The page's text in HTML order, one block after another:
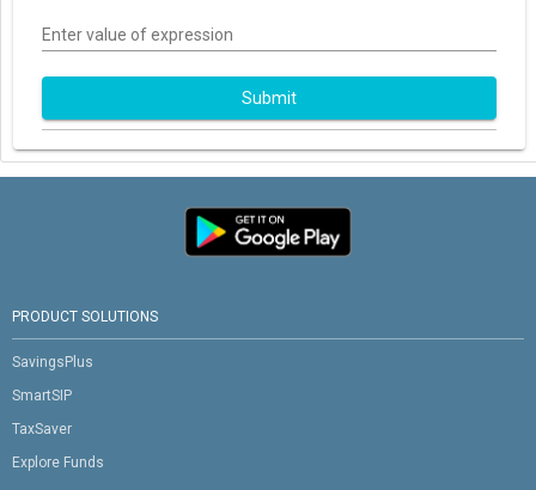
Enter value of expression
Submit
PRODUCT SOLUTIONS
SavingsPlus
SmartSIP
TaxSaver
Explore Funds